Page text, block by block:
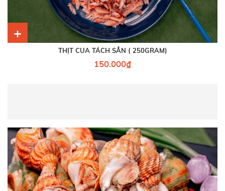
+
THỊT CUA TÁCH SẲN ( 250GRAM)
150.000₫